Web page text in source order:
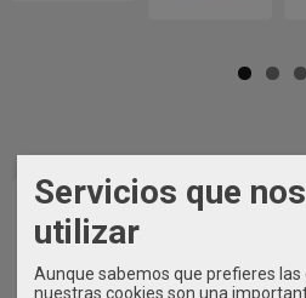
Servicios que
utilizar
Aunque sabemos que prefieres
nuestras cookies son una